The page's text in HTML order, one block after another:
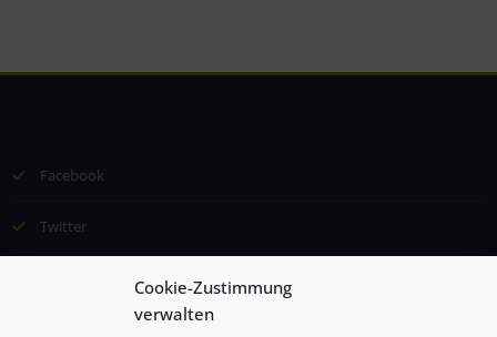
Cookie-Zustimmung
verwalten
Facebook
Twitter